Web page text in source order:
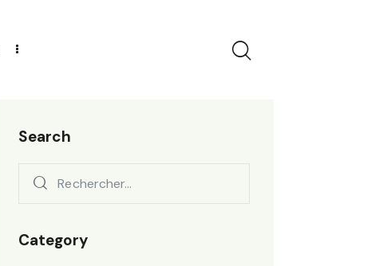
Search
Category